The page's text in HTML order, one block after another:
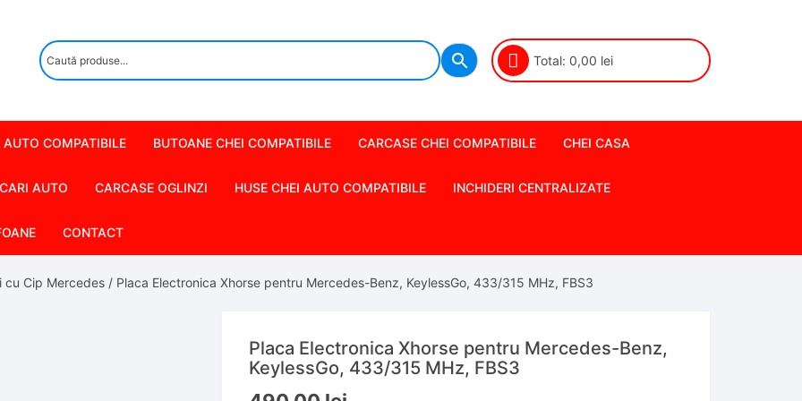
Total: 0,00 lei
AUTO COMPATIBILE BUTOANE CHEI COMPATIBILE CARCASE CHEI COMPATIBILE CHEI CASA
AUTO CARCASE OGLINZI HUSE CHEI AUTO COMPATIBILE INCHIDERI CENTRALIZATE
CONTACT
cu Cip Mercedes / Placa Electronica Xhorse pentru Mercedes-Benz, KeylessGo, 433/315 MHz, FBS3
Placa Electronica Xhorse pentru Mercedes-Benz,
KeylessGo, 433/315 MHz, FBS3